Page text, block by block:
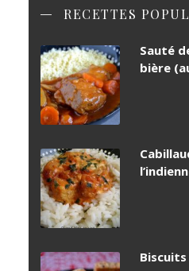
RECETTES
Sauté
bière